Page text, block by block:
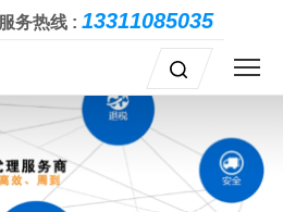
务热线 :13311085035